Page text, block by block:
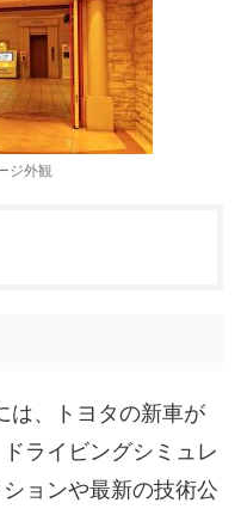
ジ外観
は、トヨタの新車が
ライビングシミュレ
ョンや最新の技術公